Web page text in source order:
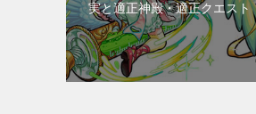
実と適正神殿・適正クエスト